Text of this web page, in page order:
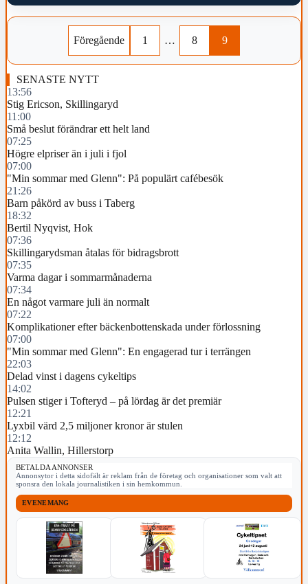
Föregående 1 … 8 9
SENASTE NYTT
13:56
Stig Ericson, Skillingaryd
11:00
Små beslut förändrar ett helt land
07:25
Högre elpriser än i juli i fjol
07:00
"Min sommar med Glenn": På populärt cafébesök
21:26
Barn påkörd av buss i Taberg
18:32
Bertil Nyqvist, Hok
07:36
Skillingarydsman åtalas för bidragsbrott
07:35
Varma dagar i sommarmånaderna
07:34
En något varmare juli än normalt
07:22
Komplikationer efter bäckenbottenskada under förlossning
07:00
"Min sommar med Glenn": En engagerad tur i terrängen
22:03
Delad vinst i dagens cykeltips
14:02
Pulsen stiger i Tofteryd – på lördag är det premiär
12:21
Lyxbil värd 2,5 miljoner kronor är stulen
12:12
Anita Wallin, Hillerstorp
BETALDA ANNONSER
Annonsytor i detta sidofält är reklam från de företag och organisationer som valt att
sponsra den lokala journalistiken i sin hemkommun.
EVENEMANG